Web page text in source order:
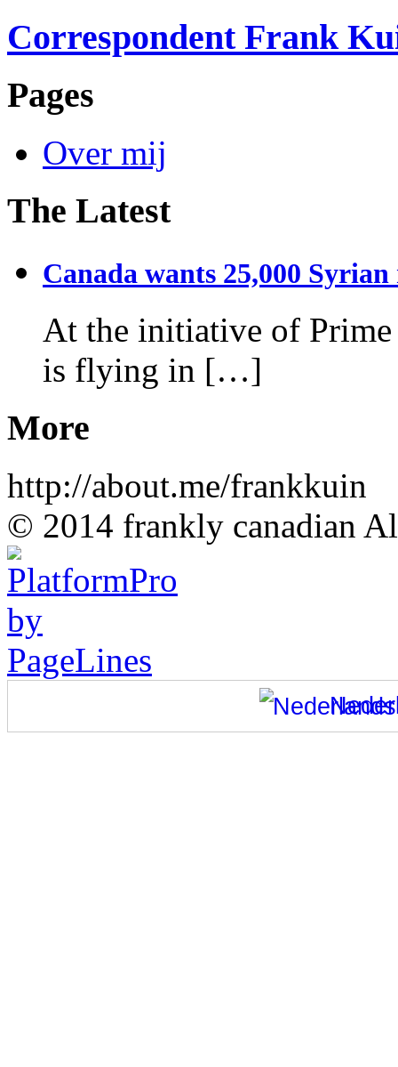
Correspondent Frank
Pages
Over mij
The Latest
Canada wants 25,000 Syrian
At the initiative of Prime
is flying in […]
More
http://about.me/frankkuin
© 2014 frankly canadian